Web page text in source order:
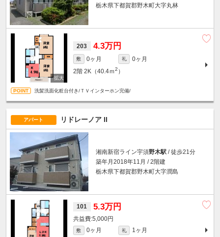
栃木県下都賀郡野木町大字丸林
203 4.3万円
敷 0ヶ月 礼
0ヶ月
2階 2K（40.4ｍ2 ）
洗髪洗面化粧台付き/ＴＶインターホン完備/
アパート リドレーノア II
湘南新宿ライン宇須野木駅 / 徒歩21分
築年月2018年11月 / 2階建
栃木県下都賀郡野木町大字潤島
101 5.3万円
5,000円
敷 0ヶ月 礼
1ヶ月